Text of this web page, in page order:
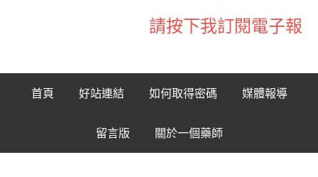
請按下我訂閱電子報
首頁 好站連結 如何取得密碼 媒體報導
留言版 關於一個藥師